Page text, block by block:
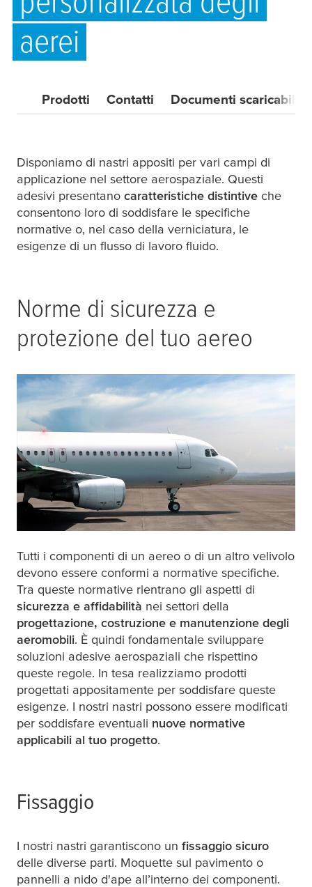
aerei
Prodotti Contatti Documenti scaricabili
Disponiamo di nastri appositi per vari campi di
applicazione nel settore aerospaziale. Questi
adesivi presentano caratteristiche distintive che
consentono loro di soddisfare le specifiche
normative o, nel caso della verniciatura, le
esigenze di un flusso di lavoro fluido.
Norme di sicurezza e
protezione del tuo aereo
Tutti i componenti di un aereo o di un altro velivolo
devono essere conformi a normative specifiche.
Tra queste normative rientrano gli aspetti di
sicurezza e affidabilità nei settori della
progettazione, costruzione e manutenzione degli
aeromobili. È quindi fondamentale sviluppare
soluzioni adesive aerospaziali che rispettino
queste regole. In tesa realizziamo prodotti
progettati appositamente per soddisfare queste
esigenze. I nostri nastri possono essere modificati
per soddisfare eventuali nuove normative
applicabili al tuo progetto.
Fissaggio
I nostri nastri garantiscono un fissaggio sicuro
delle diverse parti. Moquette sul pavimento o
pannelli a nido d'ape all’interno dei componenti.